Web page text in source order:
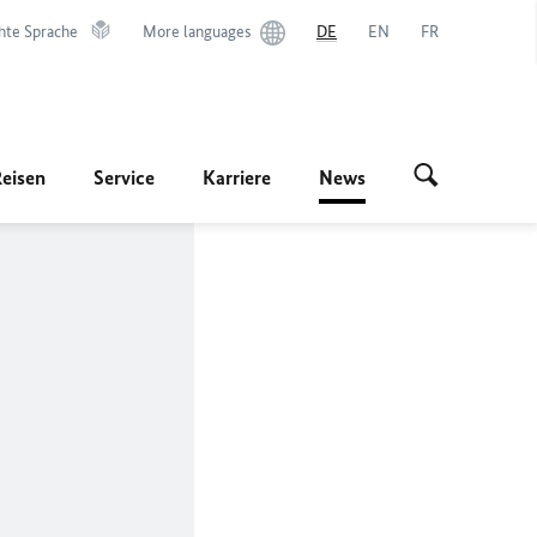
Sprache More languages DE EN FR
Service Karriere News